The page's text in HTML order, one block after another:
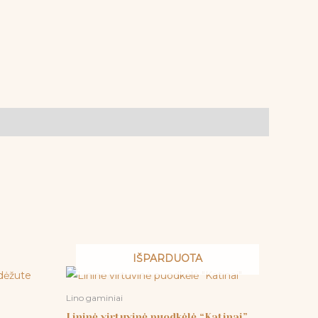
IŠPARDUOTA
Lino gaminiai